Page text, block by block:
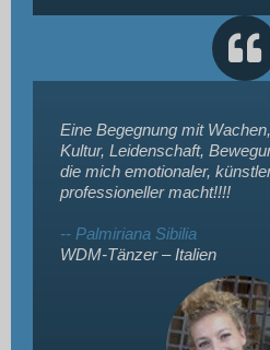
Eine Begegnung mit
Kultur, Leidenschaft,
die mich emotionaler,
professioneller macht!!!!
-- Palmiriana Sibilia
WDM-Tänzer – Italien